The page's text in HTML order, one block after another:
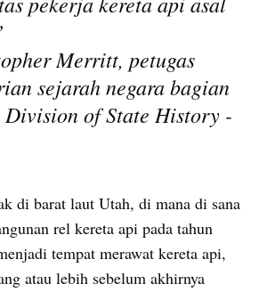
Merritt, petugas
sejarah negara bagian
of State History -
di barat laut Utah, di mana di sana
rel kereta api pada tahun
tempat merawat kereta api,
atau lebih sebelum akhirnya